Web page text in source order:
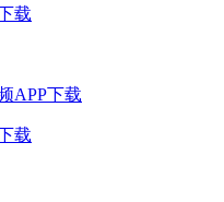
载
APP下载
载